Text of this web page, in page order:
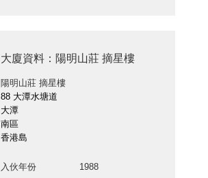
大廈資料：陽明山莊 摘星樓
陽明山莊 摘星樓
88 大潭水塘道
大潭
南區
香港島
入伙年份
1988